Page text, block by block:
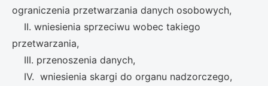
ograniczenia przetwarzania danych osobowych,
II. wniesienia sprzeciwu wobec takiego
przetwarzania,
III. przenoszenia danych,
IV. wniesienia skargi do organu nadzorczego,